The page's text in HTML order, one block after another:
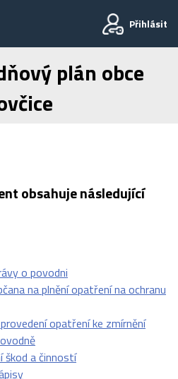
Přihlásit
plán obce
obsahuje následující
o povodni
na plnění opatření na ochranu
opatření ke zmírnění
škod a činností